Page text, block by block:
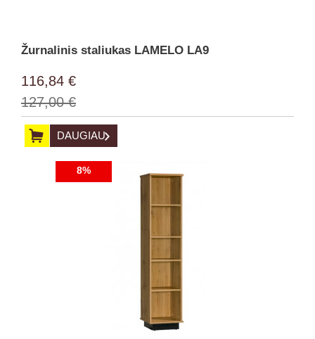
Žurnalinis staliukas LAMELO LA9
116,84 €
127,00 €
DAUGIAU
8%